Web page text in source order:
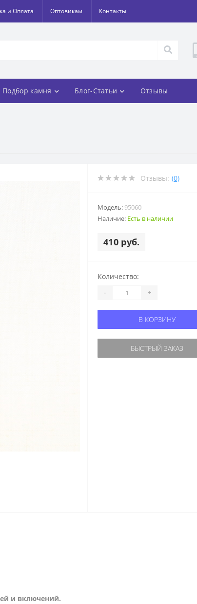
и Оплата Оптовикам Контакты
Подбор камня Блог-Статьи Отзывы
Отзывы: (0)
Модель: 95060
Наличие: Есть в наличии
410 руб.
Количество:
- +
В КОРЗИНУ
БЫСТРЫЙ ЗАКАЗ
и включений.